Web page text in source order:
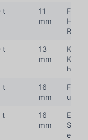
t
11
mm
Für
t
13
mm
t
16
mm
Für
und
t
16
mm
enge